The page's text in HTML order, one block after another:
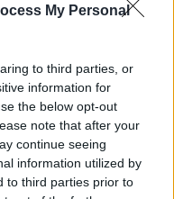
My Personal
to third parties, or
information for
the below opt-out
note that after your
continue seeing
information utilized by
to third parties prior to